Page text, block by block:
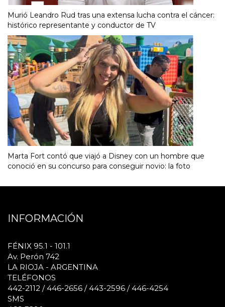
Murió Leandro Rud tras una extensa lucha contra el cáncer:
histórico representante y conductor de TV
Marta Fort contó que viajó a Disney con un hombre que
conoció en su concurso para conseguir novio: la foto
INFORMACIÓN
FÉNIX 95.1 - 101.1
Av. Perón 742
LA RIOJA - ARGENTINA
TELÉFONOS
442-2112 / 446-2656 / 443-2596 / 446-4254
SMS